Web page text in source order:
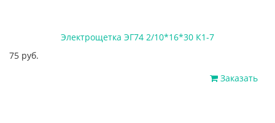
Электрощетка ЭГ74 2/10*16*30 К1-7
75 руб.
Заказать